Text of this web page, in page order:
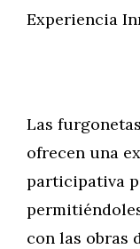
Experiencia
Las
ofrecen una
participativa
con las obras